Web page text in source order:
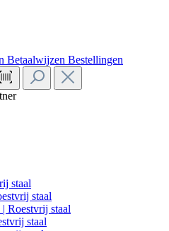
Betaalwijzen Bestellingen
staal
staal
Roestvrij staal
staal